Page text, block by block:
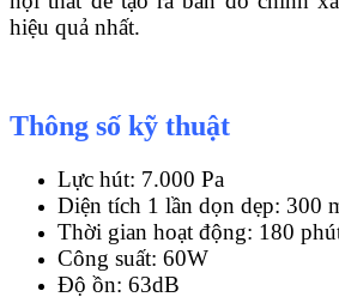
hiệu quả nhất.
Thông số kỹ thuật
Lực hút: 7.000 Pa
Diện tích 1 lần dọn dẹp: 300
Thời gian hoạt động: 180
Công suất: 60W
Độ ồn: 63dB